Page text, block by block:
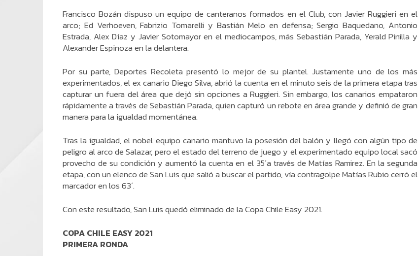
Francisco Bozán dispuso un equipo de canteranos formados en el Club, con Javier Ruggieri en el
arco; Ed Verhoeven, Fabrizio Tomarelli y Bastián Melo en defensa; Sergio Baquedano, Antonio
Estrada, Alex Díaz y Javier Sotomayor en el mediocampos, más Sebastián Parada, Yerald Pinilla y
Alexander Espinoza en la delantera.
Por su parte, Deportes Recoleta presentó lo mejor de su plantel. Justamente uno de los más
experimentados, el ex canario Diego Silva, abrió la cuenta en el minuto seis de la primera etapa tras
capturar un fuera del área que dejó sin opciones a Ruggieri. Sin embargo, los canarios empataron
rápidamente a través de Sebastián Parada, quien capturó un rebote en área grande y definió de gran
manera para la igualdad momentánea.
Tras la igualdad, el nobel equipo canario mantuvo la posesión del balón y llegó con algún tipo de
peligro al arco de Salazar, pero el estado del terreno de juego y el experimentado equipo local sacó
provecho de su condición y aumentó la cuenta en el 35´a través de Matías Ramirez. En la segunda
etapa, con un elenco de San Luis que salió a buscar el partido, vía contragolpe Matías Rubio cerró el
marcador en los 63´.
Con este resultado, San Luis quedó eliminado de la Copa Chile Easy 2021.
COPA CHILE EASY 2021
PRIMERA RONDA